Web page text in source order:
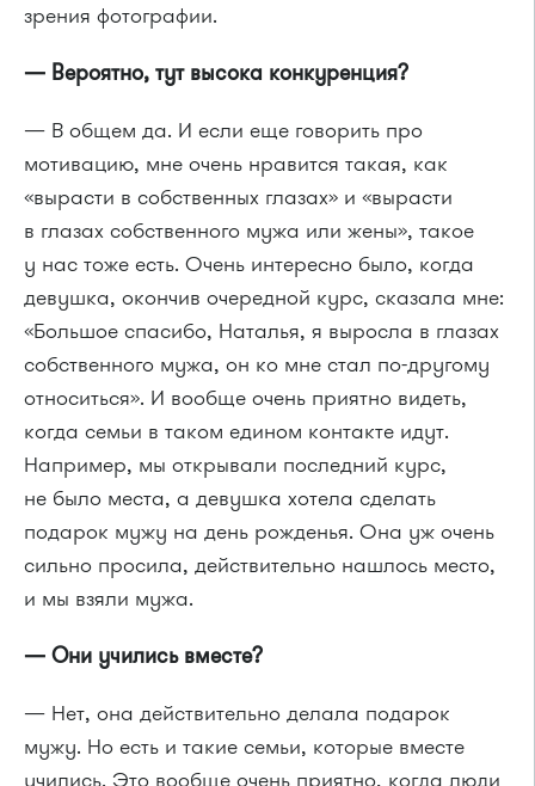
зрения фотографии.
— Вероятно, тут высока конкуренция?
— В общем да. И если еще говорить про
мотивацию, мне очень нравится такая, как
«вырасти в собственных глазах» и «вырасти
в глазах собственного мужа или жены», такое
у нас тоже есть. Очень интересно было, когда
девушка, окончив очередной курс, сказала мне:
«Большое спасибо, Наталья, я выросла в глазах
собственного мужа, он ко мне стал по-другому
относиться». И вообще очень приятно видеть,
когда семьи в таком едином контакте идут.
Например, мы открывали последний курс,
не было места, а девушка хотела сделать
подарок мужу на день рожденья. Она уж очень
сильно просила, действительно нашлось место,
и мы взяли мужа.
— Они учились вместе?
— Нет, она действительно делала подарок
мужу. Но есть и такие семьи, которые вместе
учились. Это вообще очень приятно, когда люди